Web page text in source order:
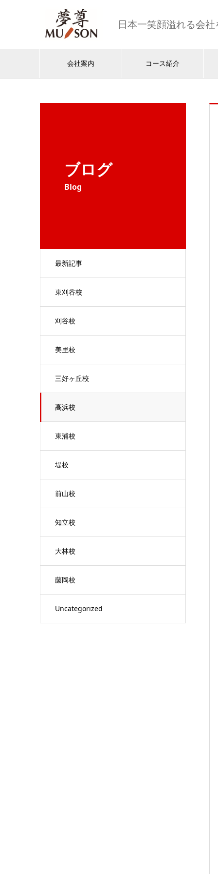
日本一笑顔溢れる会
会社案内 コース紹介
ブログ
Blog
最新記事
東刈谷校
刈谷校
美里校
三好ヶ丘校
高浜校
東浦校
堤校
前山校
知立校
大林校
藤岡校
Uncategorized